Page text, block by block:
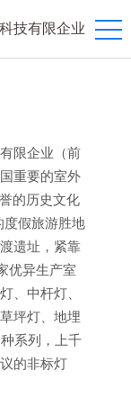
技有限企业
限企业（前
重要的室外
的历史文化
度假旅游胜地
遗址，紧靠
优异生产室
、中杆灯、
坪灯、地埋
系列，上千
的非标灯